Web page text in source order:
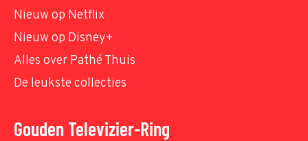
Nieuw op Netflix
Nieuw op Disney+
Alles over Pathé Thuis
De leukste collecties
Gouden Televizier-Ring